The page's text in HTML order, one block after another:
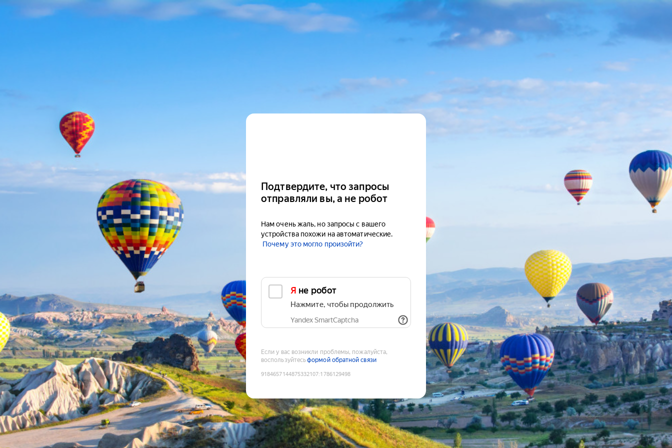
Подтвердите, что запросы
отправляли вы, а не робот
Нам очень жаль, но запросы с вашего
устройства похожи на автоматические.
Почему это могло произойти?
Я не робот
Нажмите, чтобы продолжить
Yandex SmartCaptcha
Если у вас возникли проблемы, пожалуйста,
воспользуйтесьформой обратной связи
9184657144875332107:1786129498